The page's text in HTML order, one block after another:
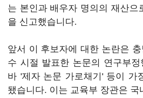
는 본인과 배우자 명의의 재산으
을 신고했습니다.
앞서 이 후보자에 대한 논란은
수 시절 발표한 논문의 연구부
바 '제자 논문 가로채기' 등이 가
됐습니다. 이는 교육부 장관은 국